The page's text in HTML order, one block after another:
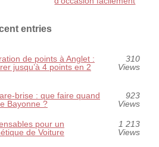
entries
de points à Anglet :
jusqu’à 4 points en 2
310
Views
brise : que faire quand
Bayonne ?
923
Views
pour un
de Voiture
1 213
Views